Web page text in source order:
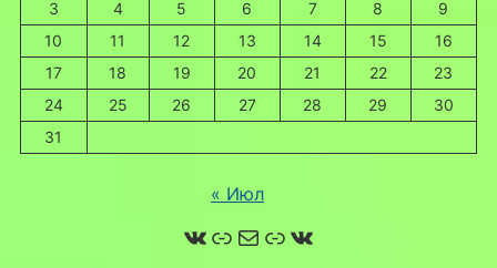
3 4 5 6 7 8
9
10
11 12 13 14 15
16
17
18 19 20 21 22
23
24
25 26 27 28 29
30
31
« Июл
ВКонтакте
Ссылка
Почта
Ссылка
ВКонтакте